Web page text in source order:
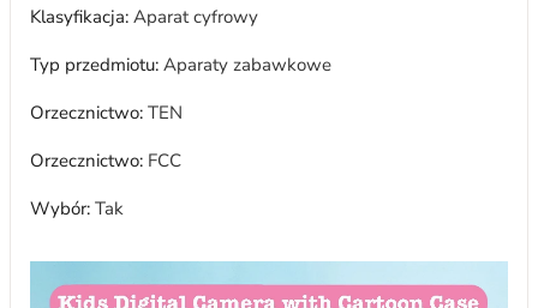
Klasyfikacja: Aparat cyfrowy
Typ przedmiotu: Aparaty zabawkowe
Orzecznictwo: TEN
Orzecznictwo: FCC
Wybór: Tak